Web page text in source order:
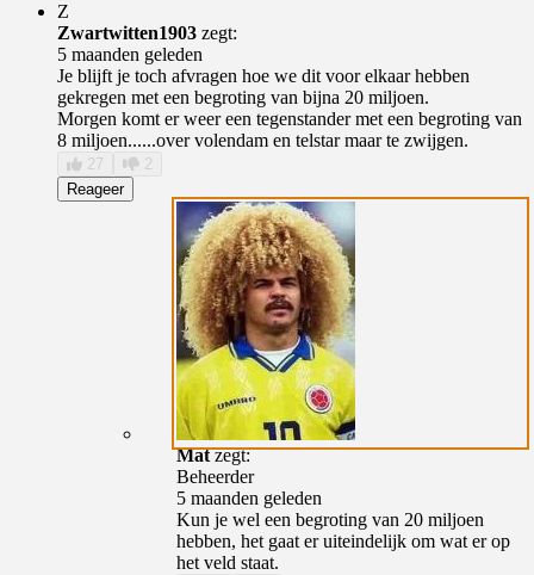
Z
Zwartwitten1903 zegt:
5 maanden geleden
Je blijft je toch afvragen hoe we dit voor elkaar hebben
gekregen met een begroting van bijna 20 miljoen.
Morgen komt er weer een tegenstander met een begroting van
8 miljoen......over volendam en telstar maar te zwijgen.
27
2
Reageer
Matzegt:
Beheerder
5 maanden geleden
Kun je wel een begroting van 20 miljoen
hebben, het gaat er uiteindelijk om wat er op
het veld staat.